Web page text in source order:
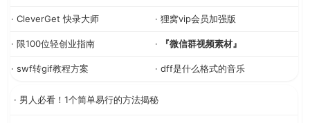
· CleverGet 快录大师 · 狸窝vip会员加强版
· 限100位轻创业指南 · 『微信群视频素材』
· swf转gif教程方案 · dff是什么格式的音乐
· 男人必看！1个简单易行的方法揭秘